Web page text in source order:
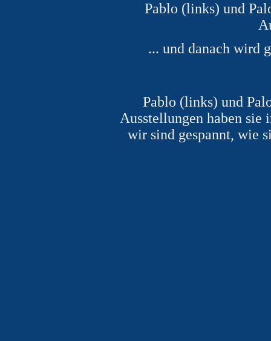
Pablo (links) und
... und danach wird
Pablo (links) und
Ausstellungen haben sie
wir sind gespannt, wie